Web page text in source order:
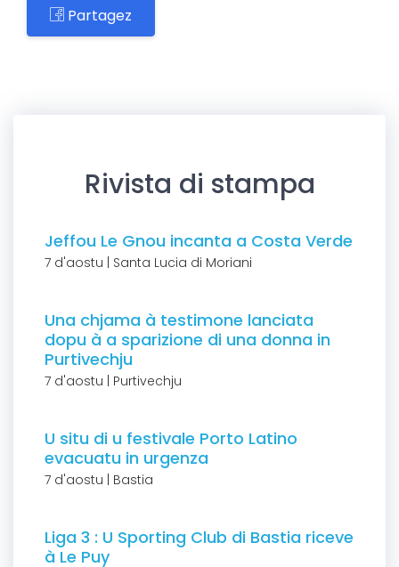
Partagez
Rivista di stampa
Jeffou Le Gnou incanta a Costa Verde
7 d'aostu | Santa Lucia di Moriani
Una chjama à testimone lanciata
dopu à a sparizione di una donna in
Purtivechju
7 d'aostu | Purtivechju
U situ di u festivale Porto Latino
evacuatu in urgenza
7 d'aostu | Bastia
Liga 3 : U Sporting Club di Bastia riceve
à Le Puy